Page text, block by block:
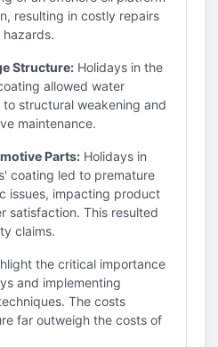
resulting in costly repairs
Structure: Holidays in the
allowed water
structural weakening and
maintenance.
Parts: Holidays in
coating led to premature
issues, impacting product
satisfaction. This resulted
claims.
the critical importance
and implementing
The costs
far outweigh the costs of